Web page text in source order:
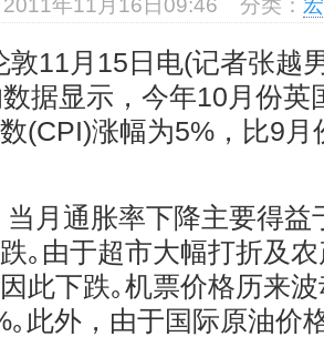
2011年11月16日09:46 分类：
敦11月15日电(记者张越
据显示，今年10月份英
(CPI)涨幅为5%，比9月
月通胀率下降主要得益
｡由于超市大幅打折及
此下跌｡机票价格历来
｡此外，由于国际原油价